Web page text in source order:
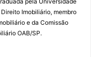
Imobiliário, membro
e da Comissão
OAB/SP.